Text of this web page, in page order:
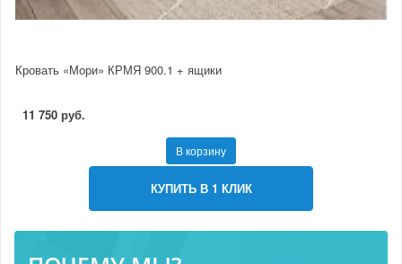
Кровать «Мори» КРМЯ 900.1 + ящики
11 750 руб.
В корзину
КУПИТЬ В 1 КЛИК